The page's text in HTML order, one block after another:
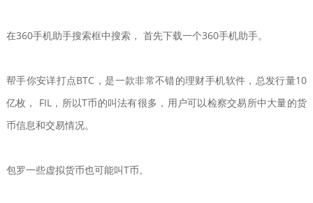
在360手机助手搜索框中搜索， 首先下载一个360手机助手。
帮手你安详打点BTC，是一款非常不错的理财手机软件，总发行量10
亿枚， FIL，所以T币的叫法有很多，用户可以检察交易所中大量的货
币信息和交易情况。
包罗一些虚拟货币也可能叫T币。